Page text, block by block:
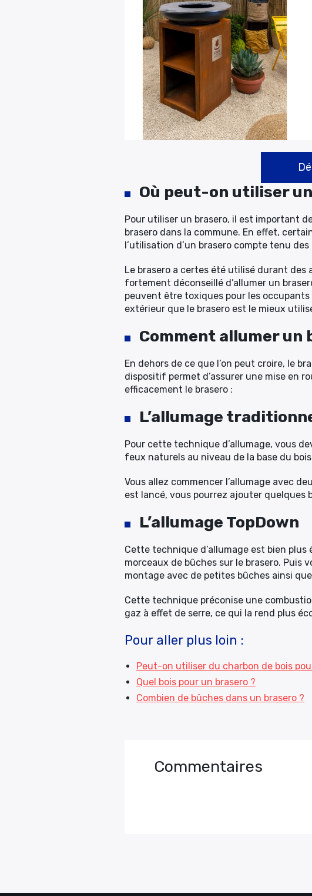
Où peut-on utiliser
Pour utiliser un brasero, il est important
brasero dans la commune. En effet,
l’utilisation d’un brasero compte tenu des
Le brasero a certes été utilisé durant des
fortement déconseillé d’allumer un
peuvent être toxiques pour les occupants
extérieur que le brasero est le mieux
Comment allumer un
En dehors de ce que l’on peut croire, le
dispositif permet d’assurer une mise en
efficacement le brasero :
L’allumage
Pour cette technique d’allumage, vous
feux naturels au niveau de la base du
Vous allez commencer l’allumage avec
est lancé, vous pourrez ajouter quelques
L’allumage TopDown
Cette technique d’allumage est bien
morceaux de bûches sur le brasero. Puis
montage avec de petites bûches ainsi
Cette technique préconise une
gaz à effet de serre, ce qui la rend plus
Pour aller plus loin :
Peut-on utiliser du charbon de bois
Quel bois pour un brasero ?
Combien de bûches dans un brasero ?
Commentaires